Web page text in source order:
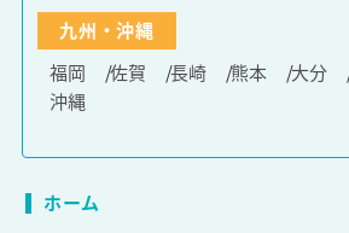
九州・沖縄
福岡
佐賀 長崎 熊本 大分
沖縄
ホーム